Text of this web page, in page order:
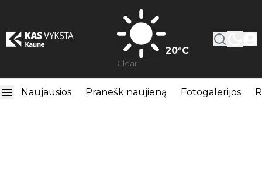
20°C
Clear
Naujausios Pranešk naujieną Fotogalerijos